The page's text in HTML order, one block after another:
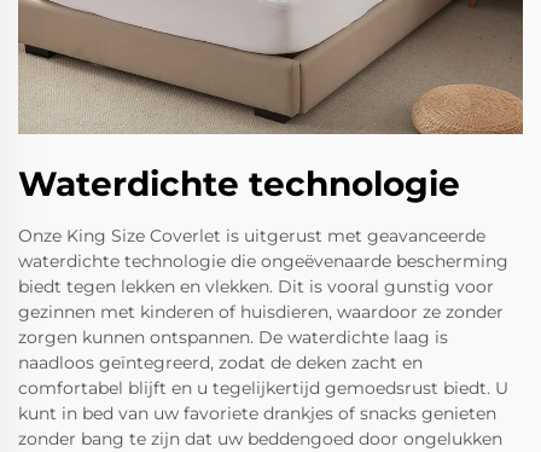
Waterdichte technologie
Onze King Size Coverlet is uitgerust met geavanceerde
waterdichte technologie die ongeëvenaarde bescherming
biedt tegen lekken en vlekken. Dit is vooral gunstig voor
gezinnen met kinderen of huisdieren, waardoor ze zonder
zorgen kunnen ontspannen. De waterdichte laag is
naadloos geïntegreerd, zodat de deken zacht en
comfortabel blijft en u tegelijkertijd gemoedsrust biedt. U
kunt in bed van uw favoriete drankjes of snacks genieten
zonder bang te zijn dat uw beddengoed door ongelukken